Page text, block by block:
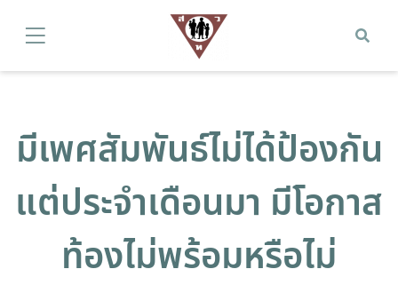
มีเพศสัมพันธ์ไม่ได้ป้องกัน
แต่ประจำเดือนมา มีโอกาส
ท้องไม่พร้อมหรือไม่